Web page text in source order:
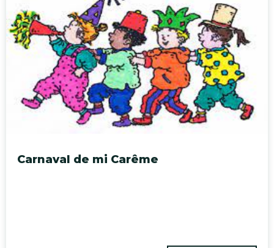
Carnaval de mi Carême